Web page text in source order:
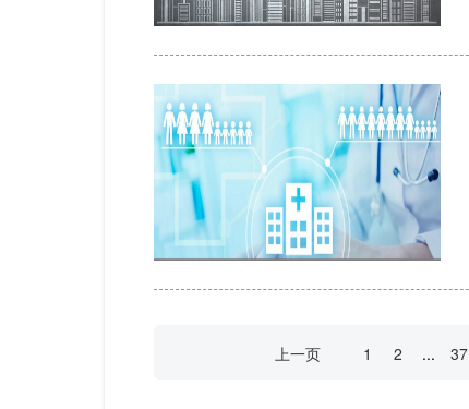
上一页 1 2 ... 37